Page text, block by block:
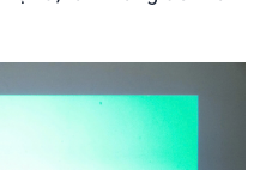
đảo
Biển đảo Việt Nam